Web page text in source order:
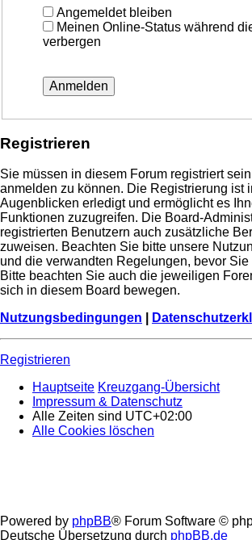
Angemeldet bleiben
Meinen Online-Status während
verbergen
Registrieren
Sie müssen in diesem Forum registriert
anmelden zu können. Die Registrierung ist
Augenblicken erledigt und ermöglicht es
Funktionen zuzugreifen. Die Board-
registrierten Benutzern auch zusätzliche
zuweisen. Beachten Sie bitte unsere
und die verwandten Regelungen, bevor
Bitte beachten Sie auch die jeweiligen
sich in diesem Board bewegen.
Nutzungsbedingungen
Registrieren
Hauptseite Kreuzgang-Übersicht
Impressum & Datenschutz
Alle Zeiten sind UTC+02:00
Alle Cookies löschen
Powered by phpBB® Forum Software ©
Deutsche Übersetzung durch phpBB.de